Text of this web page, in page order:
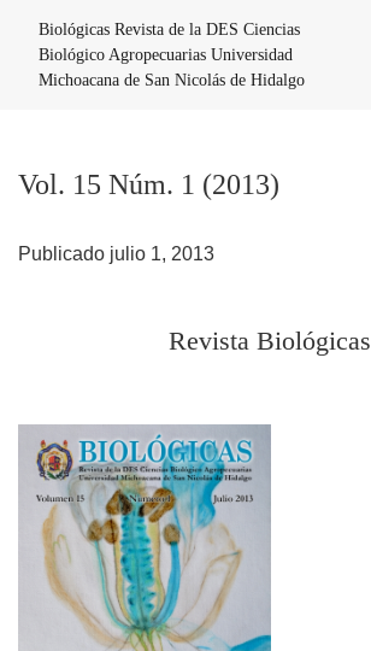
Biológicas Revista de la DES Ciencias
Biológico Agropecuarias Universidad
Michoacana de San Nicolás de Hidalgo
Vol. 15 Núm. 1 (2013)
Publicado julio 1, 2013
Revista Biológicas